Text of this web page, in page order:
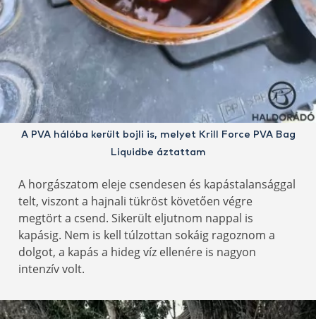
A PVA hálóba került bojli is, melyet Krill Force PVA Bag
Liquidbe áztattam
A horgászatom eleje csendesen és kapástalansággal
telt, viszont a hajnali tükröst követően végre
megtört a csend. Sikerült eljutnom nappal is
kapásig. Nem is kell túlzottan sokáig ragoznom a
dolgot, a kapás a hideg víz ellenére is nagyon
intenzív volt.